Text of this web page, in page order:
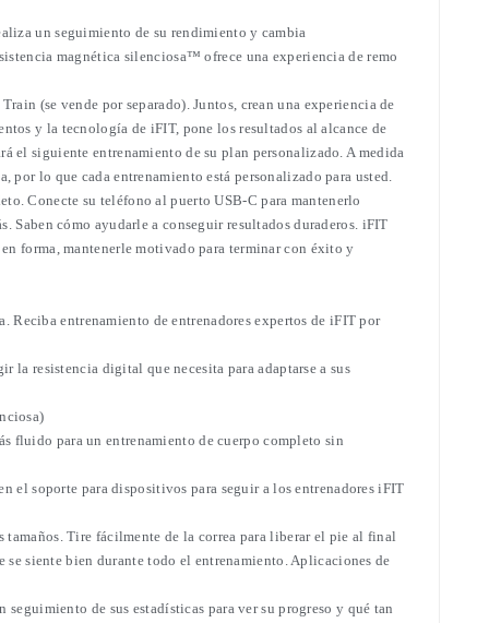
un seguimiento de su rendimiento y cambia
magnética silenciosa™ ofrece una experiencia de remo
(se vende por separado). Juntos, crean una experiencia de
y la tecnología de iFIT, pone los resultados al alcance de
el siguiente entrenamiento de su plan personalizado. A medida
lo que cada entrenamiento está personalizado para usted.
Conecte su teléfono al puerto USB-C para mantenerlo
Saben cómo ayudarle a conseguir resultados duraderos. iFIT
forma, mantenerle motivado para terminar con éxito y
entrenamiento de entrenadores expertos de iFIT por
la resistencia digital que necesita para adaptarse a sus
fluido para un entrenamiento de cuerpo completo sin
el soporte para dispositivos para seguir a los entrenadores iFIT
tamaños. Tire fácilmente de la correa para liberar el pie al final
se siente bien durante todo el entrenamiento. Aplicaciones de
de sus estadísticas para ver su progreso y qué tan